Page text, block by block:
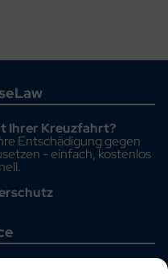
Ihrer Kreuzfahrt?
Entschädigung gegen
- einfach, kostenlos